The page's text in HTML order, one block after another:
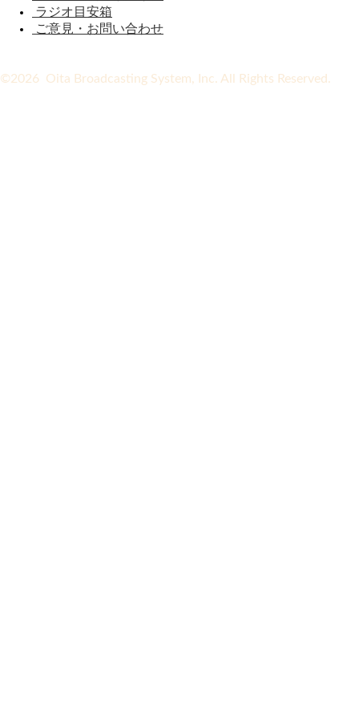
ラジオ目安箱
ご意見・お問い合わせ
©2026 Oita Broadcasting System, Inc. All Rights Reserved.